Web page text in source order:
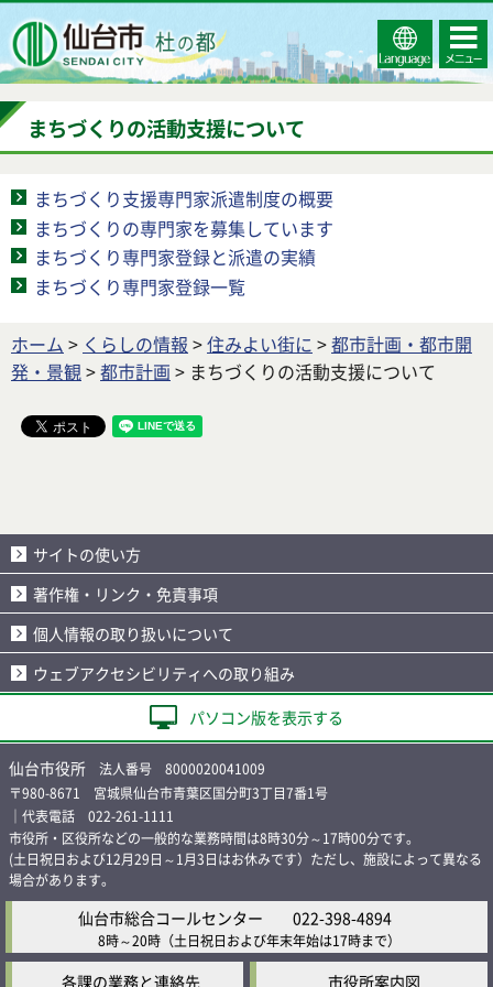
Select
Language
コンテ
ンツメ
ニュー
まちづくりの活動支援について
まちづくり支援専門家派遣制度の概要
まちづくりの専門家を募集しています
まちづくり専門家登録と派遣の実績
まちづくり専門家登録一覧
ホーム > くらしの情報 >住みよい街に >都市計画・都市開
発・景観>都市計画 > まちづくりの活動支援について
サイトの使い方
著作権・リンク・免責事項
個人情報の取り扱いについて
ウェブアクセシビリティへの取り組み
パソコン版を表示する
仙台市役所 法人番号 8000020041009
〒980-8671 宮城県仙台市青葉区国分町3丁目7番1号
｜代表電話 022-261-1111
市役所・区役所などの一般的な業務時間は8時30分～17時00分です。
(土日祝日および12月29日～1月3日はお休みです）ただし、施設によって異なる
場合があります。
仙台市総合コールセンター 022-398-4894
8時～20時 （土日祝日および年末年始は17時まで）
各課の業務と連絡先 市役所案内図